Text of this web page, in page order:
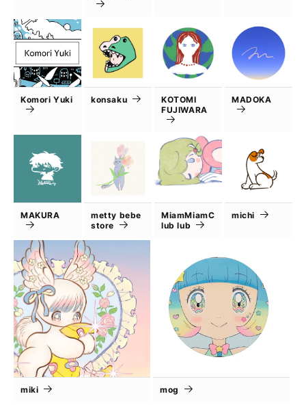
Komori Yuki konsaku
KOTOMI
FUJIWARA
MADOKA
MAKURA
metty bebe
store
MiamMiamC
lub lub
michi
miki mog